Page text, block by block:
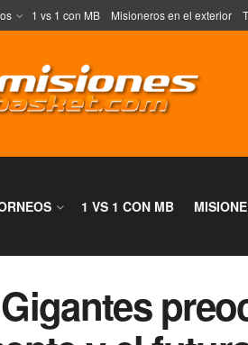
1 vs 1 con MB Misioneros en el exterior
1 VS 1 CON MB